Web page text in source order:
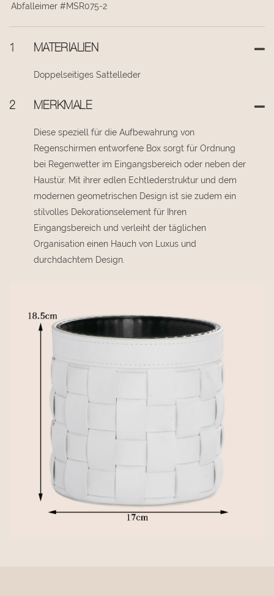
Abfalleimer #MSR075-2
1 MATERIALIEN
Doppelseitiges Sattelleder
2 MERKMALE
Diese speziell für die Aufbewahrung von
Regenschirmen entworfene Box sorgt für Ordnung
bei Regenwetter im Eingangsbereich oder neben der
Haustür. Mit ihrer edlen Echtlederstruktur und dem
modernen geometrischen Design ist sie zudem ein
stilvolles Dekorationselement für Ihren
Eingangsbereich und verleiht der täglichen
Organisation einen Hauch von Luxus und
durchdachtem Design.